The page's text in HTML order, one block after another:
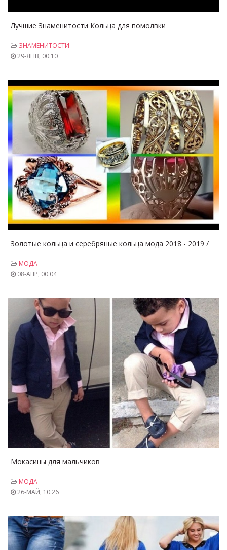
Лучшие Знаменитости Кольца для помолвки
ЗНАМЕНИТОСТИ
29-ЯНВ, 00:10
Золотые кольца и серебряные кольца мода 2018 - 2019 /
МОДА
08-АПР, 00:04
Мокасины для мальчиков
МОДА
26-МАЙ, 10:26